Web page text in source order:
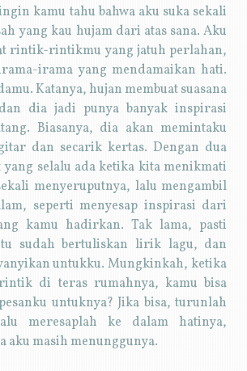
kamu tahu bahwa aku suka sekali
yang kau hujam dari atas sana. Aku
rintik-rintikmu yang jatuh perlahan,
irama yang mendamaikan hati.
Katanya, hujan membuat suasana
dia jadi punya banyak inspirasi
Biasanya, dia akan memintaku
dan secarik kertas. Dengan dua
yang selalu ada ketika kita menikmati
menyeruputnya, lalu mengambil
seperti menyesap inspirasi dari
kamu hadirkan. Tak lama, pasti
sudah bertuliskan lirik lagu, dan
untukku. Mungkinkah, ketika
di teras rumahnya, kamu bisa
untuknya? Jika bisa, turunlah
meresaplah ke dalam hatinya,
aku masih menunggunya.